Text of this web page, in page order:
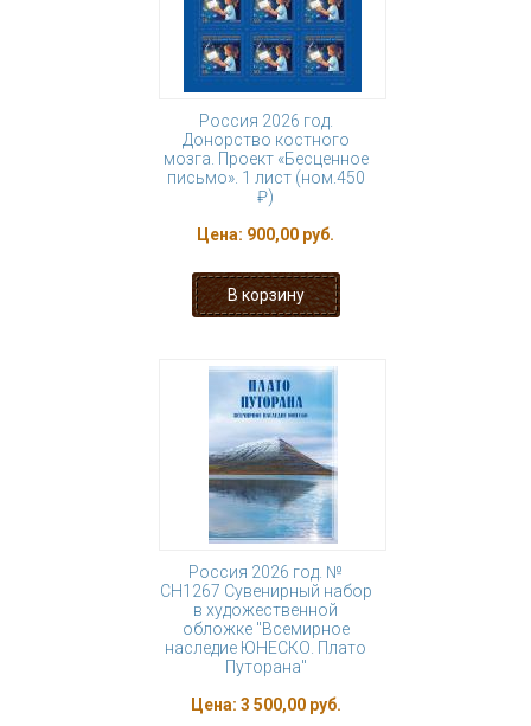
Россия 2026 год.
Донорство костного
мозга. Проект «Бесценное
письмо». 1 лист (ном.450
₽)
Цена: 900,00 руб.
Россия 2026 год. №
СН1267 Сувенирный набор
в художественной
обложке "Всемирное
наследие ЮНЕСКО. Плато
Путорана"
Цена: 3 500,00 руб.